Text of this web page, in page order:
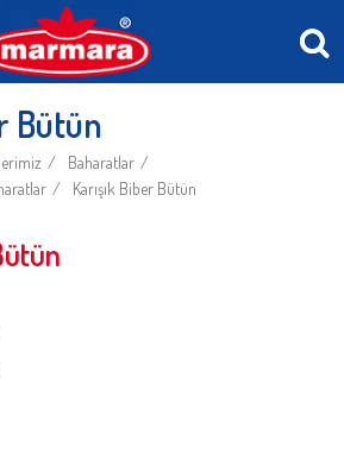
Bütün
Baharatlar
Karışık Biber Bütün